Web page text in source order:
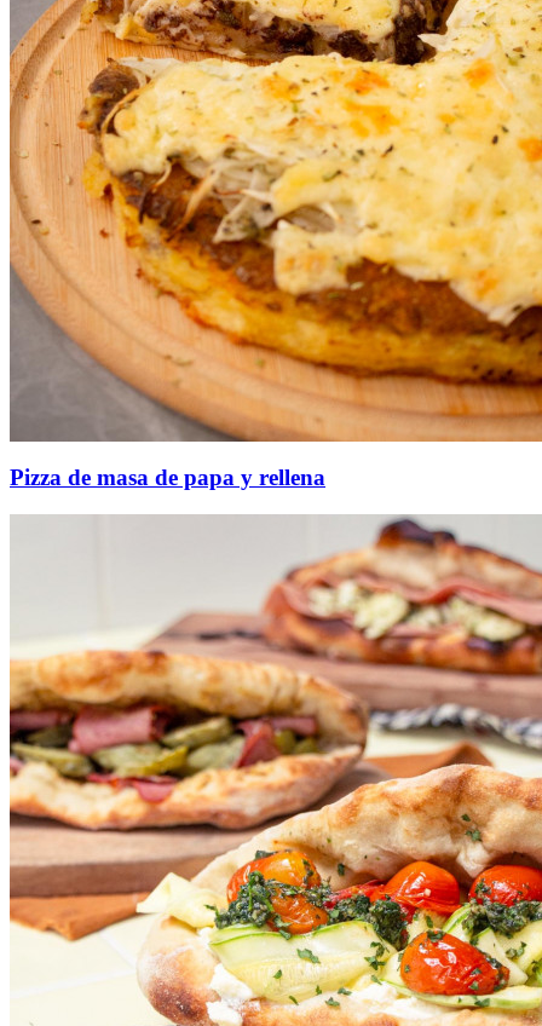
Pizza de masa de papa y rellena